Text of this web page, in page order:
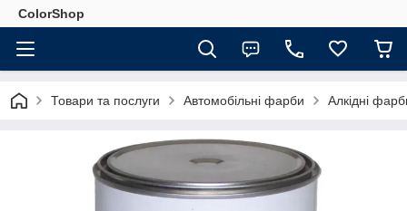
ColorShop
Товари та послуги Автомобільні фарби Алкідні